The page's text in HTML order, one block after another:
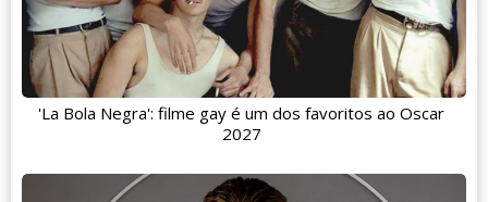
'La Bola Negra': filme gay é um dos favoritos ao Oscar
2027